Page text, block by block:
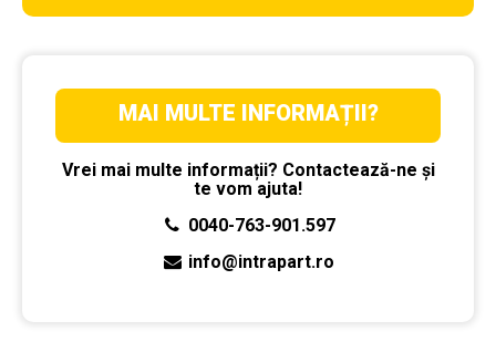
MAI MULTE INFORMAȚII?
Vrei mai multe informații? Contactează-ne și
te vom ajuta!
0040-763-901.597
info@intrapart.ro